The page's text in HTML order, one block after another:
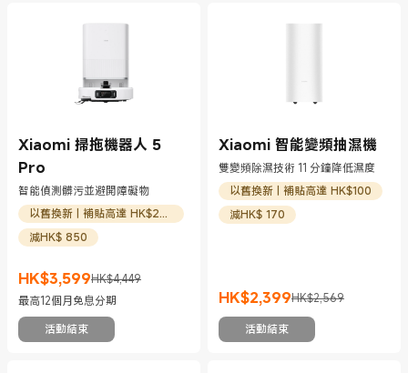
Xiaomi 掃拖機器人 5
Pro
智能偵測髒污並避開障礙物
以舊換新 | 補貼高達 HK$200
減HK$ 850
HK$3,599
現價 HK$3599HK$4,449
市場價格 HK$4,449
最高12個月免息分期
活動結束
Xiaomi 智能變頻抽濕機
雙變頻除濕技術 11 分鐘降低濕度
以舊換新 | 補貼高達 HK$100
減HK$ 170
HK$2,399
現價 HK$2399HK$2,569
市場價格 HK$2,569
活動結束